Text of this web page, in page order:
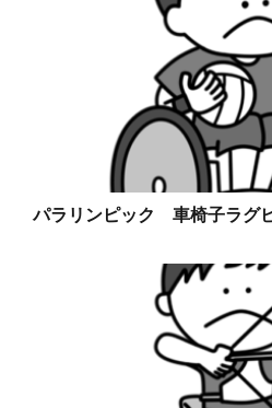
パラリンピック 車椅子ラグ